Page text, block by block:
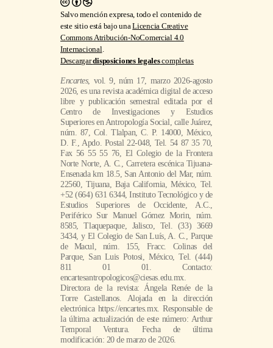
Encartes, vol. 9, núm 17, marzo 2026-agosto
2026, es una revista académica digital de acceso
libre y publicación semestral editada por el
Centro de Investigaciones y Estudios
Superiores en Antropología Social, calle Juárez,
núm. 87, Col. Tlalpan, C. P. 14000, México,
D. F., Apdo. Postal 22-048, Tel. 54 87 35 70,
Fax 56 55 55 76, El Colegio de la Frontera
Norte Norte, A. C., Carretera escénica Tijuana-
Ensenada km 18.5, San Antonio del Mar, núm.
22560, Tijuana, Baja California, México, Tel.
+52 (664) 631 6344, Instituto Tecnológico y de
Estudios Superiores de Occidente, A.C.,
Periférico Sur Manuel Gómez Morin, núm.
8585, Tlaquepaque, Jalisco, Tel. (33) 3669
3434, y El Colegio de San Luís, A. C., Parque
de Macul, núm. 155, Fracc. Colinas del
Parque, San Luis Potosi, México, Tel. (444)
811 01 01. Contacto:
encartesantropologicos@ciesas.edu.mx.
Directora de la revista: Ángela Renée de la
Torre Castellanos. Alojada en la dirección
electrónica https://encartes.mx. Responsable de
la última actualización de este número: Arthur
Temporal Ventura. Fecha de última
modificación: 20 de marzo de 2026.